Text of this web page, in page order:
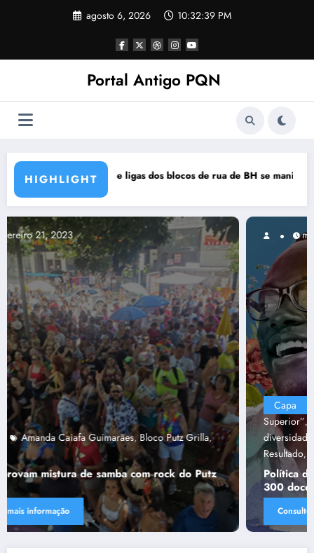
agosto 6, 2026 10:32:40 PM
Portal Antigo PQN
HIGHLIGHT
BH se manifestam em nota de repúdioRocknights lança a primeira parte do
Capa
“Tendências para Docência no Ensino
Superior”,Ânima Educaçã, Ânima Plurais,capa,Política de
diversidade da Una e do UniBH,Rede Comunicação de
Resultado ,Tânia Chaves
Política de diversidade da Una e do UniBH envolve
300 docentes e coladores negros
Consulte mais informação
março 5, 2021